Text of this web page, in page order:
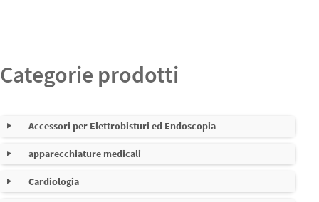
Categorie prodotti
Accessori per Elettrobisturi ed Endoscopia
Cavi per elettrobisturi
apparecchiature medicali
Nessuna sottocategoria
Cardiologia